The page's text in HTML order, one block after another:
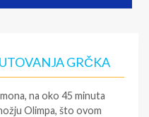
GRČKA
na oko 45 minuta
Olimpa, što ovom